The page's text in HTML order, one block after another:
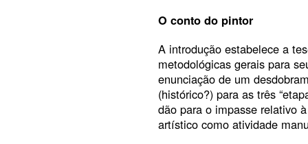
O conto do pintor
A introdução estabelece a
metodológicas gerais para
enunciação de um
(histórico?) para as três
dão para o impasse relativo
artístico como atividade